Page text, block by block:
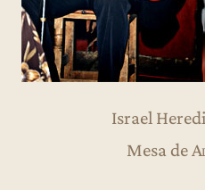
Israel
Mesa de